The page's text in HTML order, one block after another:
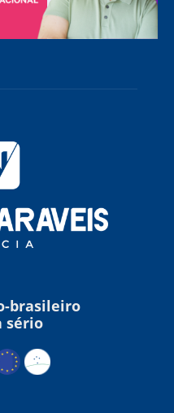
brasileiro
sério